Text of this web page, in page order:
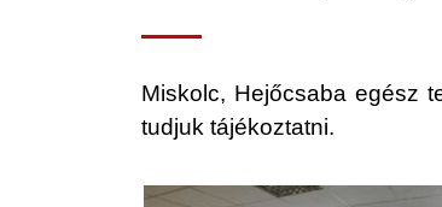
Miskolc, Hejőcsaba egész
tudjuk tájékoztatni.